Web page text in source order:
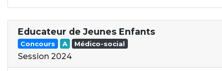
Educateur de Jeunes Enfants
Concours A Médico-social
Session 2024